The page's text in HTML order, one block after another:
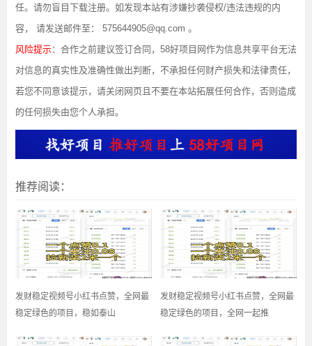
任。请勿盲目下载注册。如发现本站有涉嫌抄袭侵权/违法违规的内
容， 请发送邮件至： 575644905@qq.com 。
风险提示：合作之前建议签订合同，58好项目网作为信息共享平台无法
对信息的真实性及准确性做出判断，不承担任何财产损失和法律责任，
若您不同意该提示，请关闭网页且不要在本站拓展任何合作，否则造成
的任何损失由您个人承担。
推荐阅读：
发财稳定视频号小红书点赞，全网最
稳定绿色的项目，稳如泰山
发财稳定视频号小红书点赞，全网最
稳定绿色的项目，全网一起推